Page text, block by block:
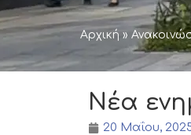
Αρχική »
Νέα
20 Μαΐου,